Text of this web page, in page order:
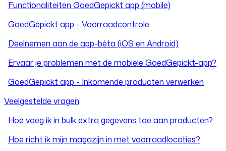
Functionaliteiten GoedGepickt app (mobile)
GoedGepickt app - Voorraadcontrole
Deelnemen aan de app-bèta (iOS en Android)
Ervaar je problemen met de mobiele GoedGepickt-app?
GoedGepickt app - Inkomende producten verwerken
Veelgestelde vragen
Hoe voeg ik in bulk extra gegevens toe aan producten?
Hoe richt ik mijn magazijn in met voorraadlocaties?